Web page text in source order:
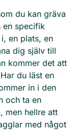
du kan gräva
en specifik
en plats, en
dig själv till
kommer det att
du läst en
in i den
och ta en
men hellre att
med något